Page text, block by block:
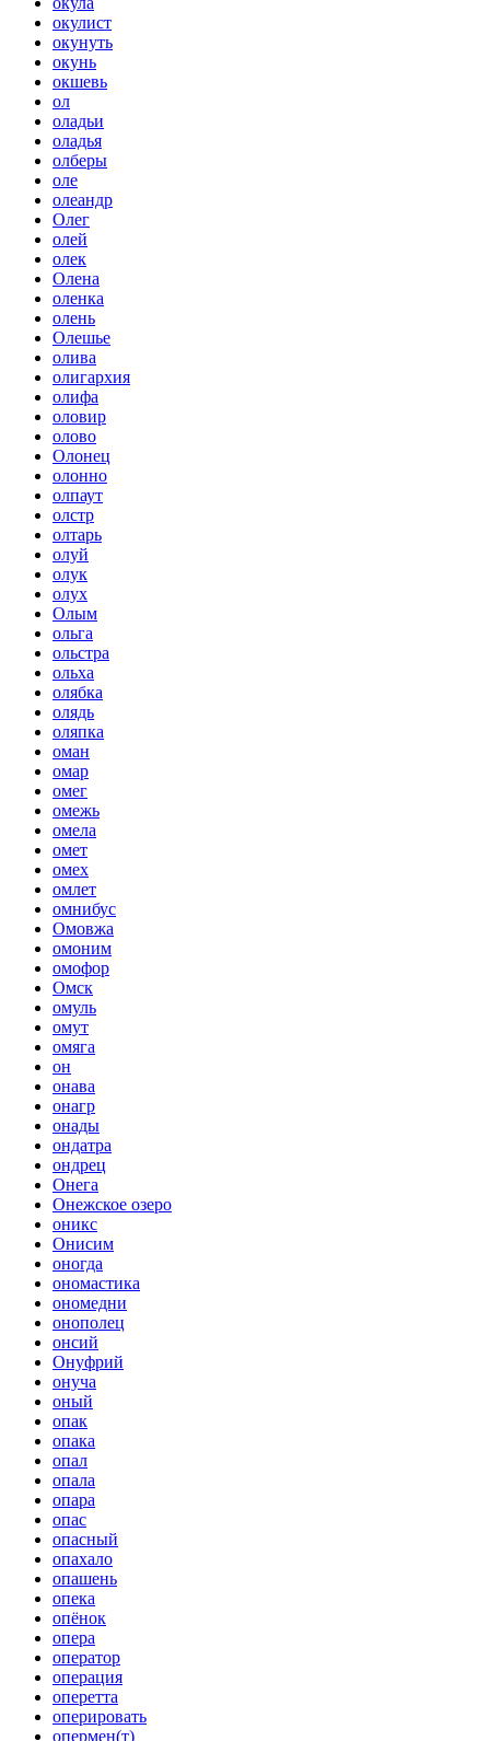
окулист
окунуть
окунь
окшевь
ол
оладьи
оладья
олберы
оле
олеандр
Олег
олей
олек
Олена
оленка
олень
Олешье
олива
олигархия
олифа
оловир
олово
Олонец
олонно
олпаут
олстр
олтарь
олуй
олук
олух
Олым
ольга
ольстра
ольха
олябка
олядь
оляпка
оман
омар
омег
омежь
омела
омет
омех
омлет
омнибус
Омовжа
омоним
омофор
Омск
омуль
омут
омяга
он
онава
онагр
онады
ондатра
ондрец
Онега
Онежское озеро
оникс
Онисим
оногда
ономастика
ономедни
онополец
онсий
Онуфрий
онуча
оный
опак
опака
опал
опала
опара
опас
опасный
опахало
опашень
опека
опёнок
опера
оператор
операция
оперетта
оперировать
опермен(т)